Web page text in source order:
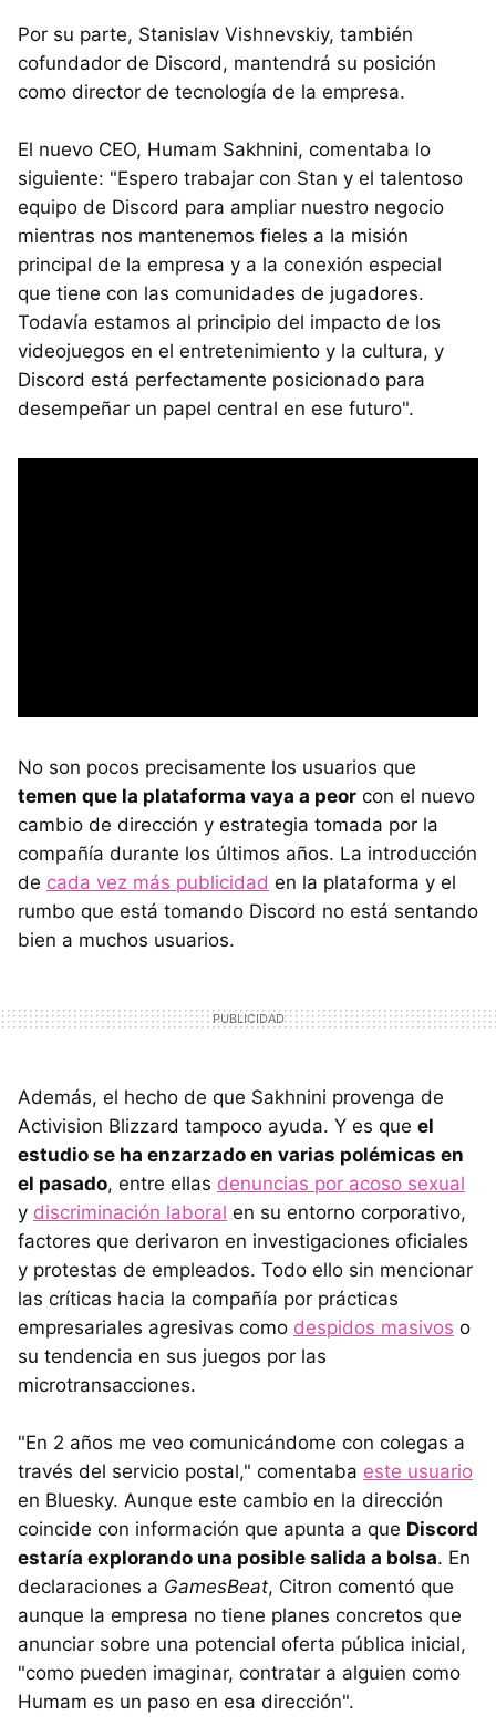
Por su parte, Stanislav Vishnevskiy, también
cofundador de Discord, mantendrá su posición
como director de tecnología de la empresa.
El nuevo CEO, Humam Sakhnini, comentaba lo
siguiente: "Espero trabajar con Stan y el talentoso
equipo de Discord para ampliar nuestro negocio
mientras nos mantenemos fieles a la misión
principal de la empresa y a la conexión especial
que tiene con las comunidades de jugadores.
Todavía estamos al principio del impacto de los
videojuegos en el entretenimiento y la cultura, y
Discord está perfectamente posicionado para
desempeñar un papel central en ese futuro".
No son pocos precisamente los usuarios que
temen que la plataforma vaya a peor con el nuevo
cambio de dirección y estrategia tomada por la
compañía durante los últimos años. La introducción
de cada vez más publicidad en la plataforma y el
rumbo que está tomando Discord no está sentando
bien a muchos usuarios.
Además, el hecho de que Sakhnini provenga de
Activision Blizzard tampoco ayuda. Y es que el
estudio se ha enzarzado en varias polémicas en
el pasado, entre ellas denuncias por acoso sexual
y discriminación laboral en su entorno corporativo,
factores que derivaron en investigaciones oficiales
y protestas de empleados. Todo ello sin mencionar
las críticas hacia la compañía por prácticas
empresariales agresivas como despidos masivos o
su tendencia en sus juegos por las
microtransacciones.
"En 2 años me veo comunicándome con colegas a
través del servicio postal," comentaba este usuario
en Bluesky. Aunque este cambio en la dirección
coincide con información que apunta a que Discord
estaría explorando una posible salida a bolsa. En
declaraciones a GamesBeat, Citron comentó que
aunque la empresa no tiene planes concretos que
anunciar sobre una potencial oferta pública inicial,
"como pueden imaginar, contratar a alguien como
Humam es un paso en esa dirección".